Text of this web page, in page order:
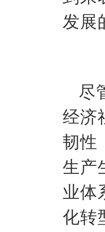
发展
尽
经济
韧性
生产
业体
化转